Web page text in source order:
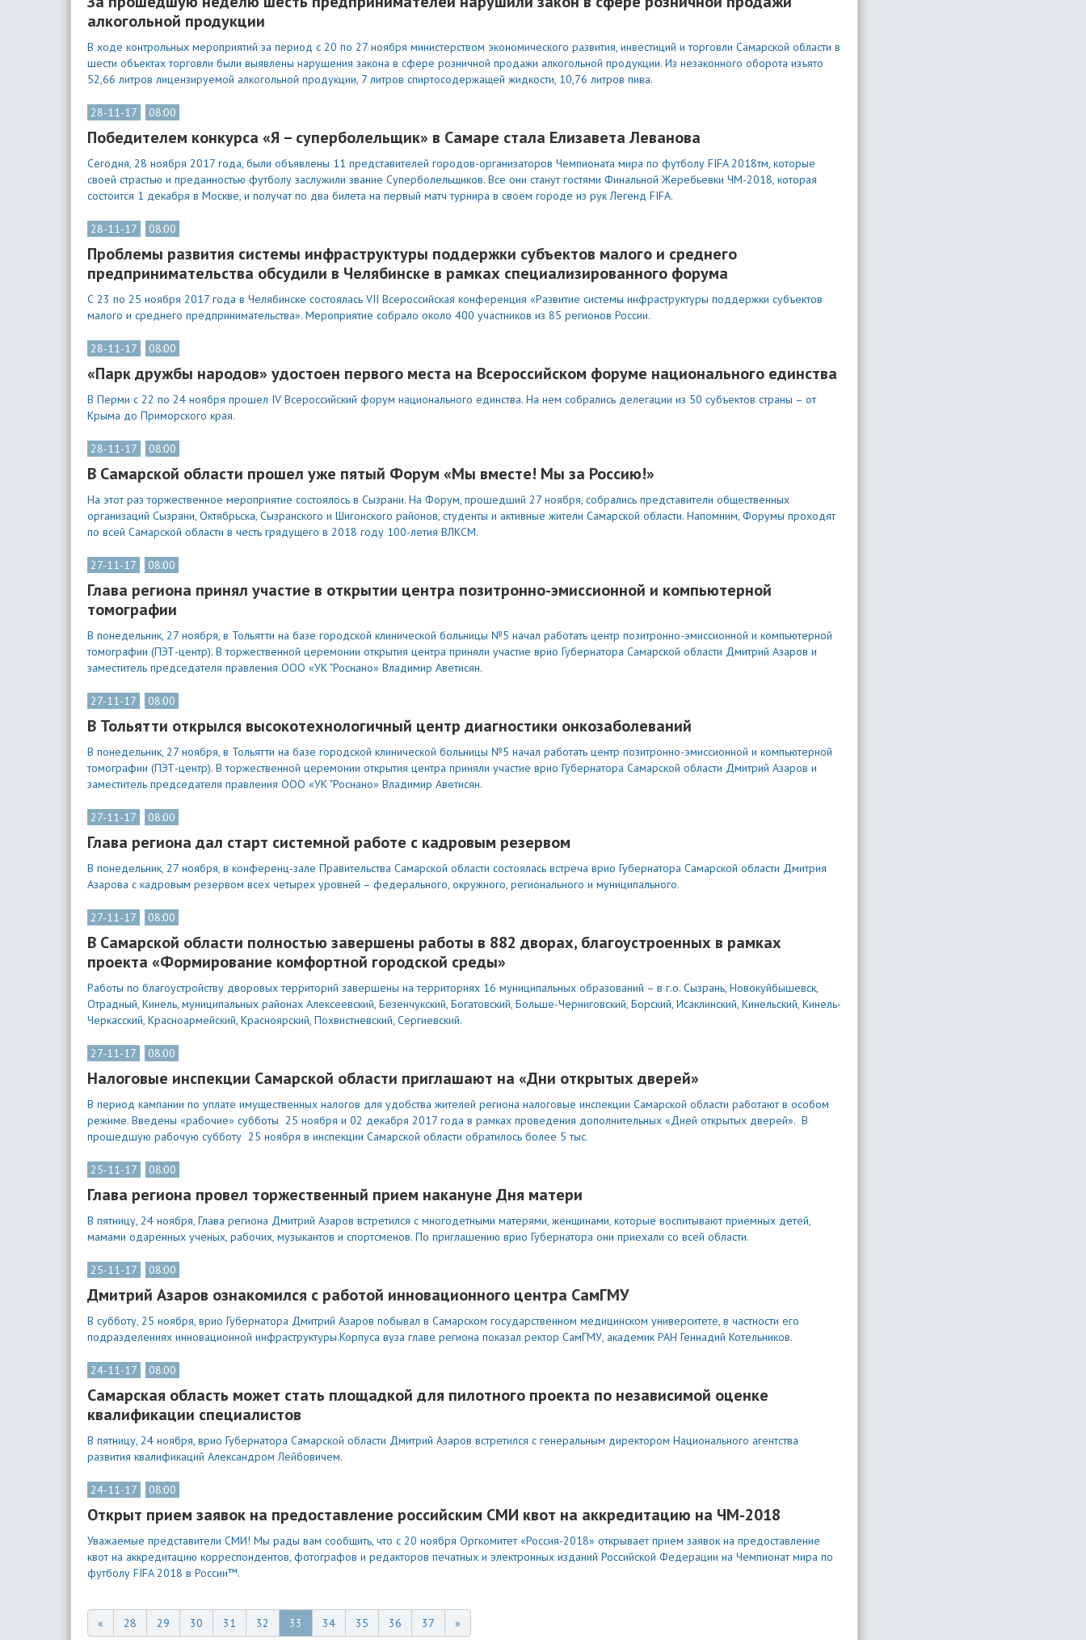
алкогольной продукции
В ходе контрольных мероприятий за период с 20 по 27 ноября министерством экономического развития, инвестиций и торговли Самарской области в
шести объектах торговли были выявлены нарушения закона в сфере розничной продажи алкогольной продукции. Из незаконного оборота изъято
52,66 литров лицензируемой алкогольной продукции, 7 литров спиртосодержащей жидкости, 10,76 литров пива.
28-11-17 08:00
Победителем конкурса «Я – суперболельщик» в Самаре стала Елизавета Леванова
Сегодня, 28 ноября 2017 года, были объявлены 11 представителей городов-организаторов Чемпионата мира по футболу FIFA 2018тм, которые
своей страстью и преданностью футболу заслужили звание Суперболельщиков. Все они станут гостями Финальной Жеребьевки ЧМ-2018, которая
состоится 1 декабря в Москве, и получат по два билета на первый матч турнира в своем городе из рук Легенд FIFA.
28-11-17 08:00
Проблемы развития системы инфраструктуры поддержки субъектов малого и среднего
предпринимательства обсудили в Челябинске в рамках специализированного форума
С 23 по 25 ноября 2017 года в Челябинске состоялась VII Всероссийская конференция «Развитие системы инфраструктуры поддержки субъектов
малого и среднего предпринимательства». Мероприятие собрало около 400 участников из 85 регионов России.
28-11-17 08:00
«Парк дружбы народов» удостоен первого места на Всероссийском форуме национального единства
В Перми с 22 по 24 ноября прошел IV Всероссийский форум национального единства. На нем собрались делегации из 50 субъектов страны – от
Крыма до Приморского края.
28-11-17 08:00
В Самарской области прошел уже пятый Форум «Мы вместе! Мы за Россию!»
На этот раз торжественное мероприятие состоялось в Сызрани. На Форум, прошедший 27 ноября, собрались представители общественных
организаций Сызрани, Октябрьска, Сызранского и Шигонского районов, студенты и активные жители Самарской области. Напомним, Форумы проходят
по всей Самарской области в честь грядущего в 2018 году 100-летия ВЛКСМ.
27-11-17 08:00
Глава региона принял участие в открытии центра позитронно-эмиссионной и компьютерной
томографии
В понедельник, 27 ноября, в Тольятти на базе городской клинической больницы №5 начал работать центр позитронно-эмиссионной и компьютерной
томографии (ПЭТ-центр). В торжественной церемонии открытия центра приняли участие врио Губернатора Самарской области Дмитрий Азаров и
заместитель председателя правления ООО «УК "Роснано» Владимир Аветисян.
27-11-17 08:00
В Тольятти открылся высокотехнологичный центр диагностики онкозаболеваний
В понедельник, 27 ноября, в Тольятти на базе городской клинической больницы №5 начал работать центр позитронно-эмиссионной и компьютерной
томографии (ПЭТ-центр). В торжественной церемонии открытия центра приняли участие врио Губернатора Самарской области Дмитрий Азаров и
заместитель председателя правления ООО «УК "Роснано» Владимир Аветисян.
27-11-17 08:00
Глава региона дал старт системной работе с кадровым резервом
В понедельник, 27 ноября, в конференц-зале Правительства Самарской области состоялась встреча врио Губернатора Самарской области Дмитрия
Азарова с кадровым резервом всех четырех уровней – федерального, окружного, регионального и муниципального.
27-11-17 08:00
В Самарской области полностью завершены работы в 882 дворах, благоустроенных в рамках
проекта «Формирование комфортной городской среды»
Работы по благоустройству дворовых территорий завершены на территориях 16 муниципальных образований – в г.о. Сызрань, Новокуйбышевск,
Отрадный, Кинель, муниципальных районах Алексеевский, Безенчукский, Богатовский, Больше-Черниговский, Борский, Исаклинский, Кинельский, Кинель-
Черкасский, Красноармейский, Красноярский, Похвистневский, Сергиевский.
27-11-17 08:00
Налоговые инспекции Самарской области приглашают на «Дни открытых дверей»
В период кампании по уплате имущественных налогов для удобства жителей региона налоговые инспекции Самарской области работают в особом
режиме. Введены «рабочие» субботы 25 ноября и 02 декабря 2017 года в рамках проведения дополнительных «Дней открытых дверей». В
прошедшую рабочую субботу 25 ноября в инспекции Самарской области обратилось более 5 тыс.
25-11-17 08:00
Глава региона провел торжественный прием накануне Дня матери
В пятницу, 24 ноября, Глава региона Дмитрий Азаров встретился с многодетными матерями, женщинами, которые воспитывают приемных детей,
мамами одаренных ученых, рабочих, музыкантов и спортсменов. По приглашению врио Губернатора они приехали со всей области.
25-11-17 08:00
Дмитрий Азаров ознакомился с работой инновационного центра СамГМУ
В субботу, 25 ноября, врио Губернатора Дмитрий Азаров побывал в Самарском государственном медицинском университете, в частности его
подразделениях инновационной инфраструктуры.Корпуса вуза главе региона показал ректор СамГМУ, академик РАН Геннадий Котельников.
24-11-17 08:00
Самарская область может стать площадкой для пилотного проекта по независимой оценке
квалификации специалистов
В пятницу, 24 ноября, врио Губернатора Самарской области Дмитрий Азаров встретился с генеральным директором Национального агентства
развития квалификаций Александром Лейбовичем.
24-11-17 08:00
Открыт прием заявок на предоставление российским СМИ квот на аккредитацию на ЧМ-2018
Уважаемые представители СМИ! Мы рады вам сообщить, что с 20 ноября Оргкомитет «Россия-2018» открывает прием заявок на предоставление
квот на аккредитацию корреспондентов, фотографов и редакторов печатных и электронных изданий Российской Федерации на Чемпионат мира по
футболу FIFA 2018 в России™.
« 28 29 30 31 32 33 34 35 36 37 »